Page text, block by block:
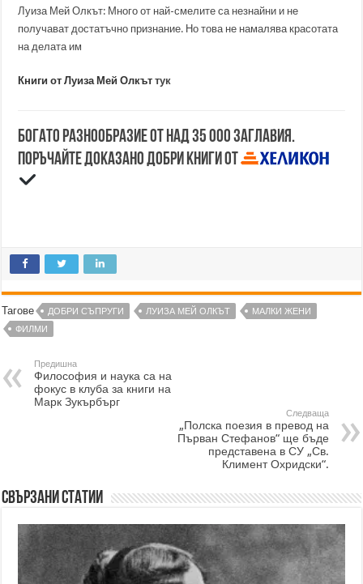
Луиза Мей Олкът: Много от най-смелите са незнайни и не
получават достатъчно признание. Но това не намалява красотата
на делата им
Книги от Луиза Мей Олкът тук
Богато разнообразие от над 35 000 заглавия.
Поръчайте доказано добри книги от
Тагове ДОБРИ СЪПРУГИ ЛУИЗА МЕЙ ОЛКЪТ
МАЛКИ ЖЕНИ
ФИЛМИ
Предишна
Философия и наука са на
фокус в клуба за книги на
Марк Зукърбърг
Следваща
„Полска поезия в превод на
Първан Стефанов“ ще бъде
представена в СУ „Св.
Климент Охридски“.
Свързани статии